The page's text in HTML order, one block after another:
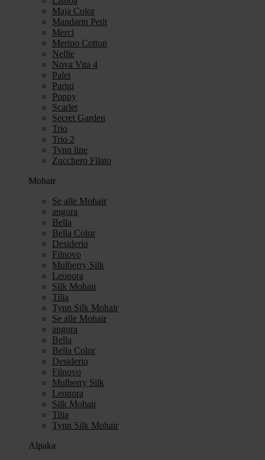
Maja Color
Mandarin Petit
Merci
Merino Cotton
Nellie
Nova Vita 4
Palet
Parigi
Poppy
Scarlet
Secret Garden
Trio
Trio 2
Tynn line
Zucchero Filato
Mohair
Se alle Mohair
angora
Bella
Bella Color
Desiderio
Filnovo
Mulberry Silk
Leonora
Silk Mohair
Tilia
Tynn Silk Mohair
Se alle Mohair
angora
Bella
Bella Color
Desiderio
Filnovo
Mulberry Silk
Leonora
Silk Mohair
Tilia
Tynn Silk Mohair
Alpaka